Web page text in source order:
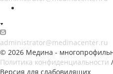
administrator@medinacenter.ru
© 2026 Медина -
Политика конфиденциальности /
Версия для слабовидящих